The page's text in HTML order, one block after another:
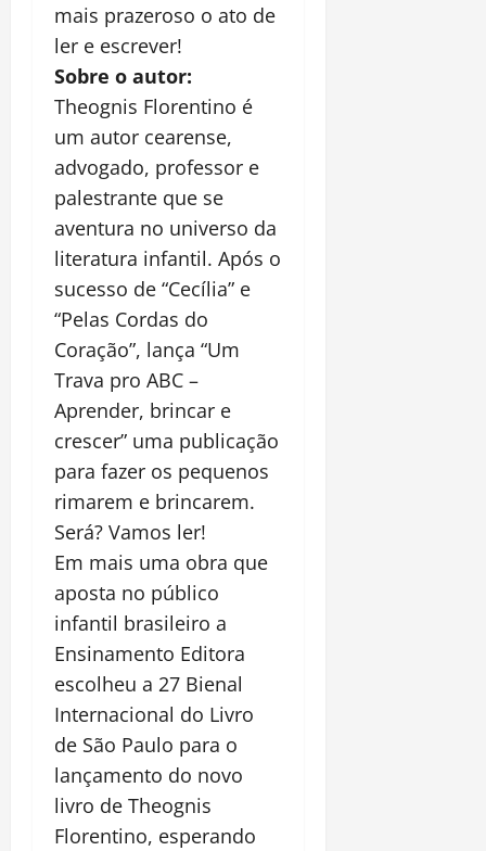
mais prazeroso o ato de
ler e escrever!
Sobre o autor:
Theognis Florentino é
um autor cearense,
advogado, professor e
palestrante que se
aventura no universo da
literatura infantil. Após o
sucesso de “Cecília” e
“Pelas Cordas do
Coração”, lança “Um
Trava pro ABC –
Aprender, brincar e
crescer” uma publicação
para fazer os pequenos
rimarem e brincarem.
Será? Vamos ler!
Em mais uma obra que
aposta no público
infantil brasileiro a
Ensinamento Editora
escolheu a 27 Bienal
Internacional do Livro
de São Paulo para o
lançamento do novo
livro de Theognis
Florentino, esperando